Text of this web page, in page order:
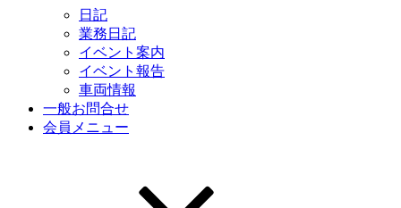
日記
業務日記
イベント案内
イベント報告
車両情報
一般お問合せ
会員メニュー